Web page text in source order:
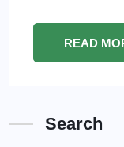
READ
Search